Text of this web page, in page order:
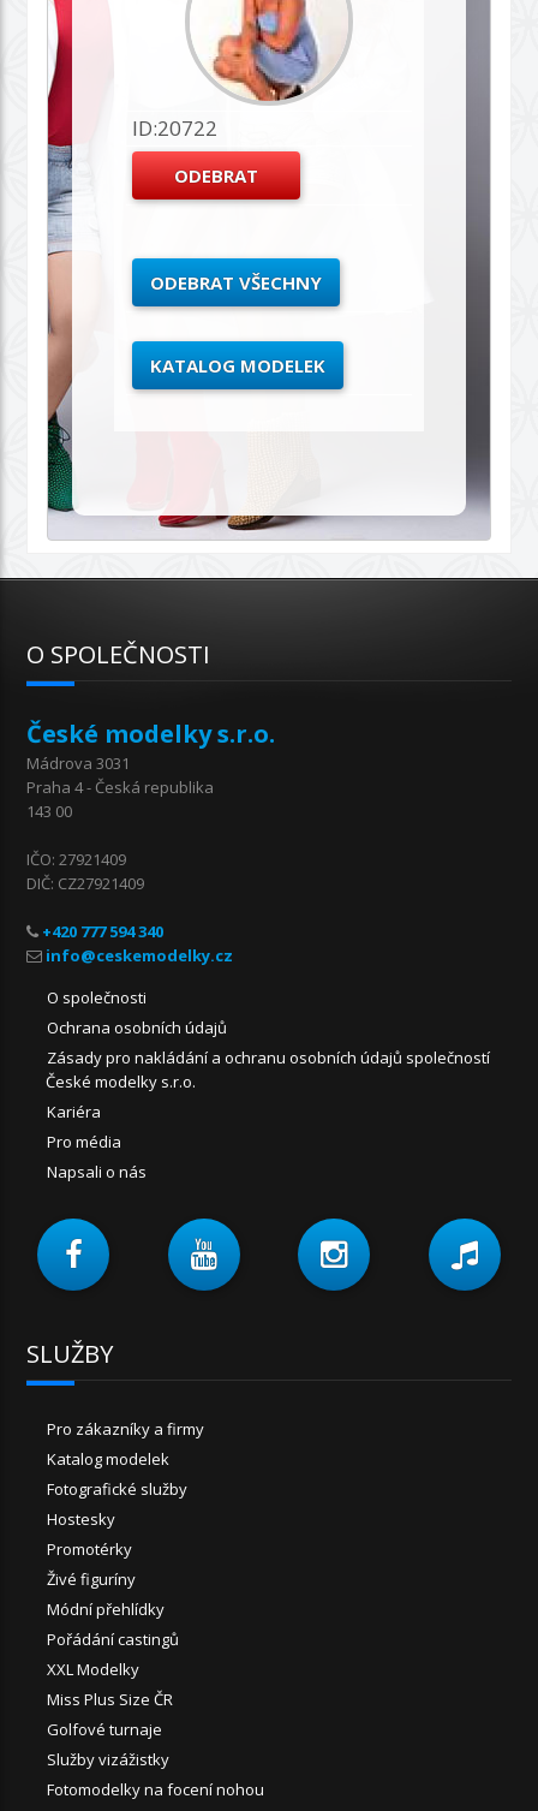
ID:20722
ODEBRAT VŠECHNY
KATALOG MODELEK
O SPOLEČNOSTI
České modelky s.r.o.
Mádrova 3031
Praha 4 - Česká republika
143 00
IČO: 27921409
DIČ: CZ27921409
+420 777 594 340
O společnosti
Ochrana osobních údajů
Zásady pro nakládání a ochranu osobních údajů společností
České modelky s.r.o.
Kariéra
Pro média
Napsali o nás
SLUŽBY
Pro zákazníky a firmy
Katalog modelek
Fotografické služby
Hostesky
Promotérky
Živé figuríny
Módní přehlídky
Pořádání castingů
XXL Modelky
Miss Plus Size ČR
Golfové turnaje
Služby vizážistky
Fotomodelky na focení nohou